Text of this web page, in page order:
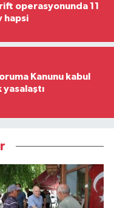
operasyonunda 11
hapsi
Kanunu kabul